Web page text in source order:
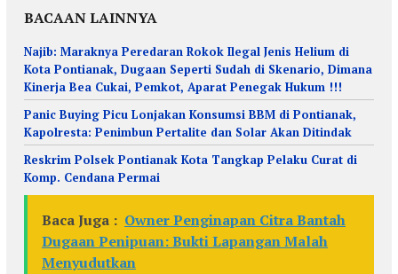
BACAAN LAINNYA
Najib: Maraknya Peredaran Rokok Ilegal Jenis Helium di
Kota Pontianak, Dugaan Seperti Sudah di Skenario, Dimana
Kinerja Bea Cukai, Pemkot, Aparat Penegak Hukum !!!
Panic Buying Picu Lonjakan Konsumsi BBM di Pontianak,
Kapolresta: Penimbun Pertalite dan Solar Akan Ditindak
Reskrim Polsek Pontianak Kota Tangkap Pelaku Curat di
Komp. Cendana Permai
Baca Juga : Owner Penginapan Citra Bantah
Dugaan Penipuan: Bukti Lapangan Malah
Menyudutkan